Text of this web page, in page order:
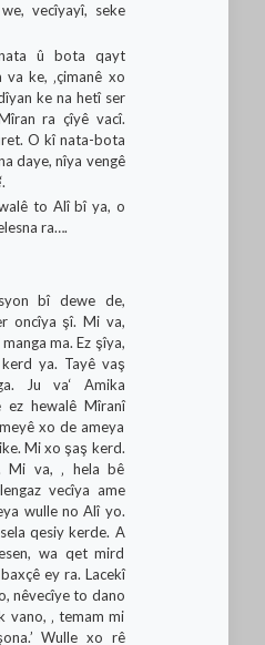
vecîyayî, seke
û bota qayt
ke, ‚çimanê xo
ke na hetî ser
ra çîyê vacî.
O kî nata-bota
daye, nîya vengê
to Alî bî ya, o
ra….
bî dewe de,
oncîya şî. Mi va,
ma. Ez şîya,
ya. Tayê vaş
Ju va‘ Amika
ez hewalê Mîranî
xo de ameya
Mi xo şaş kerd.
Mi va, ‚ hela bê
vecîya ame
wulle no Alî yo.
qesiy kerde. A
wa qet mird
ey ra. Lacekî
nêvecîye to dano
vano, ‚ temam mi
Wulle xo rê